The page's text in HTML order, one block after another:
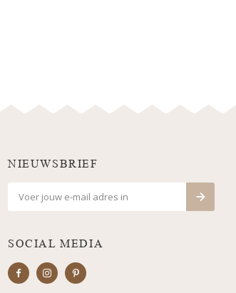
NIEUWSBRIEF
SOCIAL MEDIA